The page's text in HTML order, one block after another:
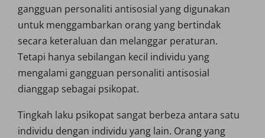
gangguan personaliti antisosial yang digunakan
untuk menggambarkan orang yang bertindak
secara keteraluan dan melanggar peraturan.
Tetapi hanya sebilangan kecil individu yang
mengalami gangguan personaliti antisosial
dianggap sebagai psikopat.
Tingkah laku psikopat sangat berbeza antara satu
individu dengan individu yang lain. Orang yang